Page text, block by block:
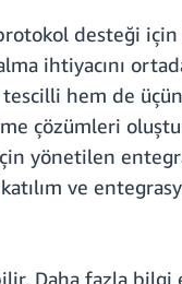
desteği için
ihtiyacını
hem de
çözümleri
yönetilen
ve
Daha fazla bilgi